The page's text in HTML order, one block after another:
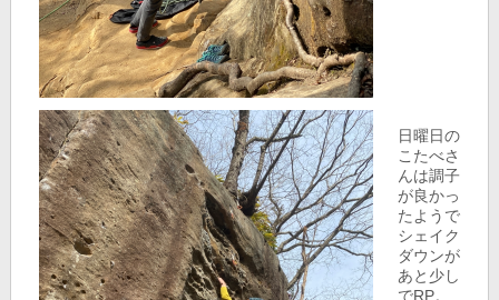
日曜日の
こたべさ
んは調子
が良かっ
たようで
シェイク
ダウンが
あと少し
でRP。